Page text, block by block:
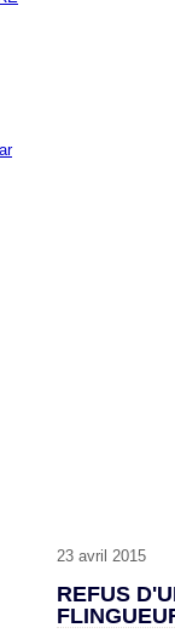
23 avril 2015
REFUS